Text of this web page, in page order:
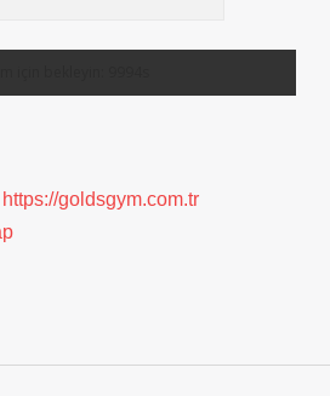
https://goldsgym.com.tr